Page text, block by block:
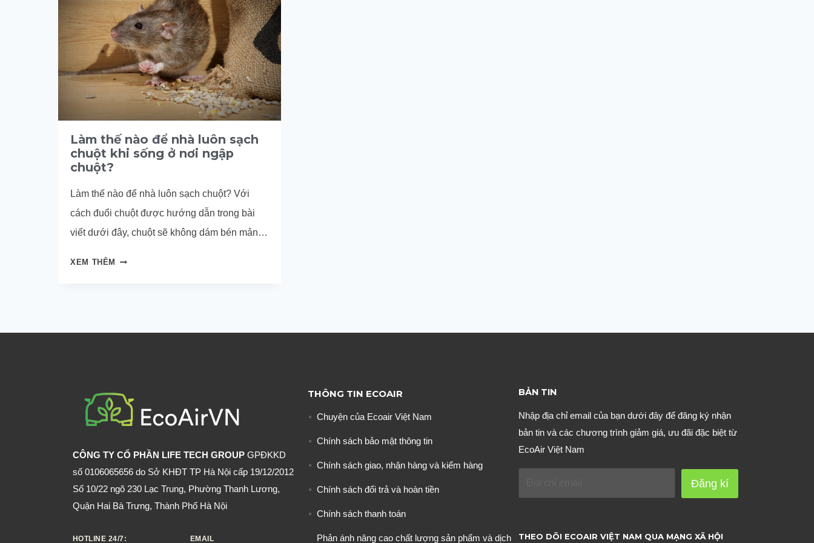
Làm thế nào để nhà luôn sạch
chuột khi sống ở nơi ngập
chuột?
Làm thế nào để nhà luôn sạch chuột? Với
cách đuổi chuột được hướng dẫn trong bài
viết dưới đây, chuột sẽ không dám bén mảng
XEM THÊM
LÀM
LUÔN
SỐNG
Ở
NƠI
CHUỘT?
CÔNG TY CỔ PHẦN LIFE TECH GROUP GPĐKKD
số 0106065656 do Sở KHĐT TP Hà Nội cấp 19/12/2012
Số 10/22 ngõ 230 Lạc Trung, Phường Thanh Lương,
Quận Hai Bà Trưng, Thành Phố Hà Nội
HOTLINE 24/7: EMAIL
THÔNG TIN ECOAIR
Chuyện của Ecoair Việt Nam
Chính sách bảo mật thông tin
Chính sách giao, nhận hàng và kiểm hàng
Chính sách đổi trả và hoàn tiền
Chính sách thanh toán
Phản ánh nâng cao chất lượng sản phẩm và dịch
BẢN TIN
Nhập địa chỉ email của bạn dưới đây để đăng ký nhận
bản tin và các chương trình giảm giá, ưu đãi đặc biệt từ
EcoAir Việt Nam
Đăng kí
THEO DÕI ECOAIR VIỆT NAM QUA MẠNG XÃ HỘI